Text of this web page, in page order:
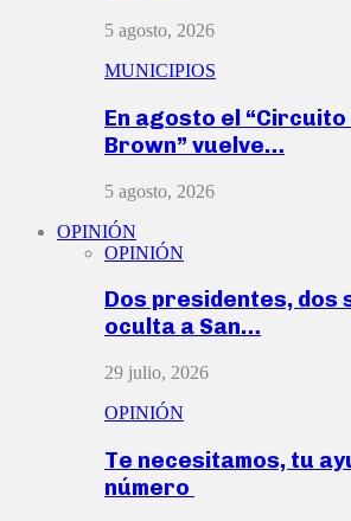
5 agosto, 2026
MUNICIPIOS
En agosto el
Brown” vuelve…
5 agosto, 2026
OPINIÓN
OPINIÓN
Dos presidentes, dos
oculta a San…
29 julio, 2026
OPINIÓN
Te necesitamos, tu
número